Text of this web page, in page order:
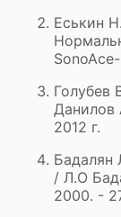
Еськин
Голубев
Данилов
2012 г.
Бадалян
/ Л.О
2000. -